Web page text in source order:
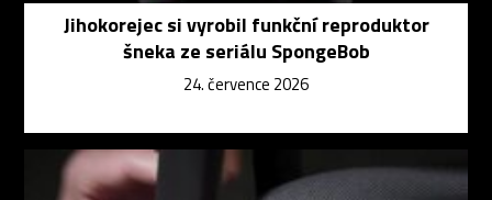
Jihokorejec si vyrobil funkční reproduktor
šneka ze seriálu SpongeBob
24. července 2026